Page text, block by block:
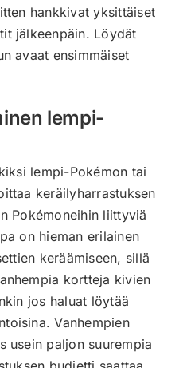
hankkivat yksittäiset
jälkeenpäin. Löydät
avaat ensimmäiset
lempi-
lempi-Pokémon tai
keräilyharrastuksen
Pokémoneihin liittyviä
on hieman erilainen
keräämiseen, sillä
kortteja kivien
jos haluat löytää
Vanhempien
usein paljon suurempia